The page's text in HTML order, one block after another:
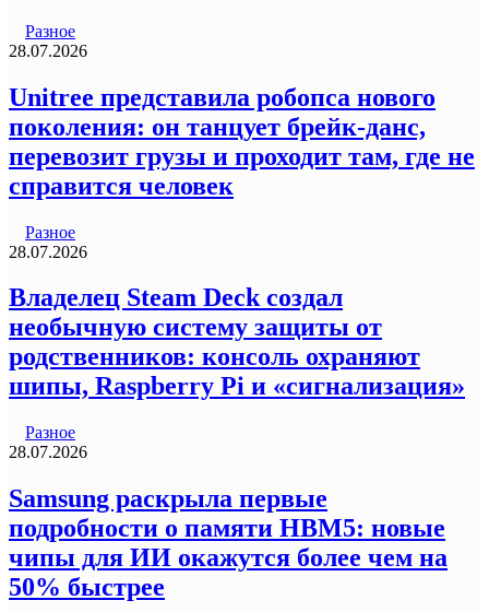
Разное
28.07.2026
Unitree представила робопса нового
поколения: он танцует брейк-данс,
перевозит грузы и проходит там, где не
справится человек
Разное
28.07.2026
Владелец Steam Deck создал
необычную систему защиты от
родственников: консоль охраняют
шипы, Raspberry Pi и «сигнализация»
Разное
28.07.2026
Samsung раскрыла первые
подробности о памяти HBM5: новые
чипы для ИИ окажутся более чем на
50% быстрее